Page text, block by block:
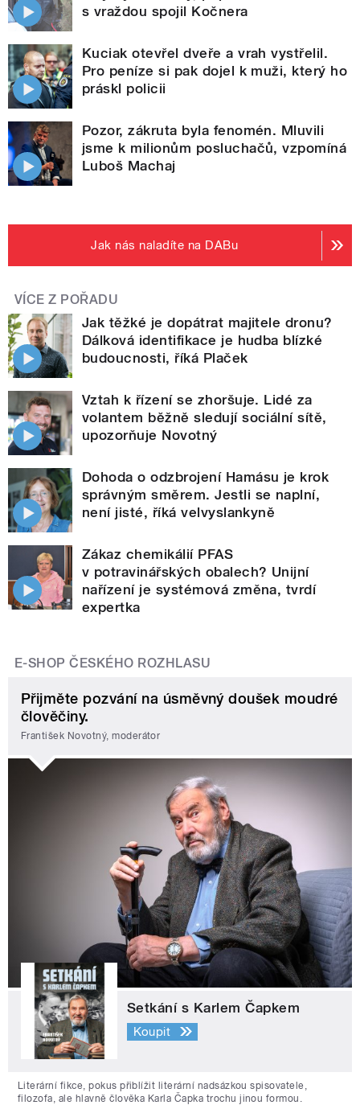
s vraždou spojil Kočnera
Kuciak otevřel dveře a vrah vystřelil.
Pro peníze si pak dojel k muži, který ho
práskl policii
Pozor, zákruta byla fenomén. Mluvili
jsme k milionům posluchačů, vzpomíná
Luboš Machaj
Jak nás naladíte na DABu
VÍCE Z POŘADU
Jak těžké je dopátrat majitele dronu?
Dálková identifikace je hudba blízké
budoucnosti, říká Plaček
Vztah k řízení se zhoršuje. Lidé za
volantem běžně sledují sociální sítě,
upozorňuje Novotný
Dohoda o odzbrojení Hamásu je krok
správným směrem. Jestli se naplní,
není jisté, říká velvyslankyně
Zákaz chemikálií PFAS
v potravinářských obalech? Unijní
nařízení je systémová změna, tvrdí
expertka
E-SHOP ČESKÉHO ROZHLASU
Přijměte pozvání na úsměvný doušek moudré
člověčiny.
František Novotný, moderátor
Setkání s Karlem Čapkem
Koupit
Literární fikce, pokus přiblížit literární nadsázkou spisovatele,
filozofa, ale hlavně člověka Karla Čapka trochu jinou formou.